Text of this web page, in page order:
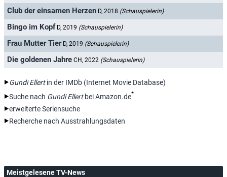
Club der einsamen Herzen D, 2018 (Schauspielerin)
Bingo im Kopf D, 2019 (Schauspielerin)
Frau Mutter Tier D, 2019 (Schauspielerin)
Die goldenen Jahre CH, 2022 (Schauspielerin)
Gundi Ellertin der IMDb (Internet Movie Database)
Suche nach Gundi Ellertbei Amazon.de*
erweiterte Seriensuche
Recherche nach Ausstrahlungsdaten
Meistgelesene TV-News